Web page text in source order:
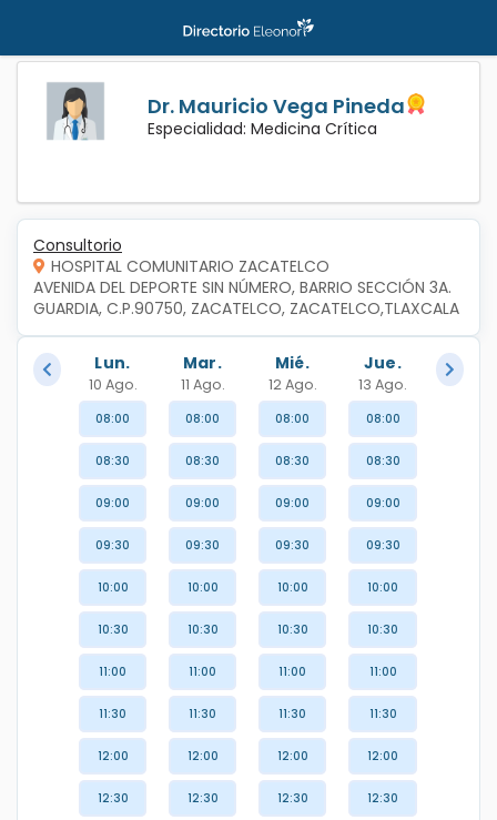
Dr. Mauricio Vega Pineda
Especialidad: Medicina Crítica
Consultorio
HOSPITAL COMUNITARIO ZACATELCO
AVENIDA DEL DEPORTE SIN NÚMERO, BARRIO SECCIÓN 3A.
GUARDIA, C.P.90750, ZACATELCO, ZACATELCO,TLAXCALA
Lun.
10 Ago.
Mar.
11 Ago.
Mié.
12 Ago.
Jue.
13 Ago.
08:00
08:30
09:00
09:30
10:00
10:30
11:00
11:30
12:00
12:30
08:00
08:30
09:00
09:30
10:00
10:30
11:00
11:30
12:00
12:30
08:00
08:30
09:00
09:30
10:00
10:30
11:00
11:30
12:00
12:30
08:00
08:30
09:00
09:30
10:00
10:30
11:00
11:30
12:00
12:30